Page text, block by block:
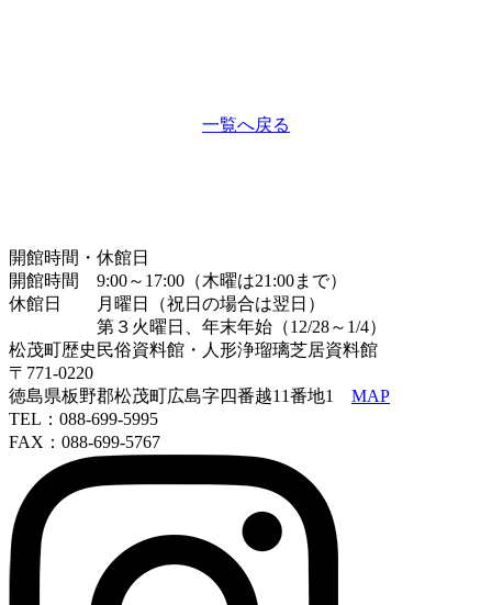
一覧へ戻る
開館時間・休館日
開館時間 9:00～17:00（木曜は21:00まで）
休館日 月曜日（祝日の場合は翌日）
第３火曜日、年末年始（12/28～1/4）
松茂町歴史民俗資料館・人形浄瑠璃芝居資料館
〒771-0220
徳島県板野郡松茂町広島字四番越11番地1 MAP
TEL：088-699-5995
FAX：088-699-5767